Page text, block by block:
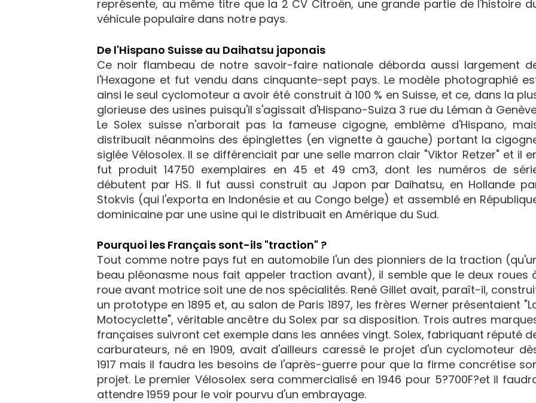
représente, au même titre que la 2 CV Citroën, une grande partie de l'histoire
véhicule populaire dans notre pays.
De l'Hispano Suisse au Daihatsu japonais
Ce noir flambeau de notre savoir-faire nationale déborda aussi largement
l'Hexagone et fut vendu dans cinquante-sept pays. Le modèle photographié
ainsi le seul cyclomoteur a avoir été construit à 100 % en Suisse, et ce, dans la
glorieuse des usines puisqu'il s'agissait d'Hispano-Suiza 3 rue du Léman à
Le Solex suisse n'arborait pas la fameuse cigogne, emblème d'Hispano,
distribuait néanmoins des épinglettes (en vignette à gauche) portant la
siglée Vélosolex. Il se différenciait par une selle marron clair "Viktor Retzer" et il
fut produit 14750 exemplaires en 45 et 49 cm3, dont les numéros de
débutent par HS. Il fut aussi construit au Japon par Daihatsu, en Hollande
Stokvis (qui l'exporta en Indonésie et au Congo belge) et assemblé en
dominicaine par une usine qui le distribuait en Amérique du Sud.
Pourquoi les Français sont-ils "traction" ?
Tout comme notre pays fut en automobile l'un des pionniers de la traction
beau pléonasme nous fait appeler traction avant), il semble que le deux roues
roue avant motrice soit une de nos spécialités. René Gillet avait, paraît-il,
un prototype en 1895 et, au salon de Paris 1897, les frères Werner présentaient
Motocyclette", véritable ancêtre du Solex par sa disposition. Trois autres
françaises suivront cet exemple dans les années vingt. Solex, fabriquant réputé
carburateurs, né en 1909, avait d'ailleurs caressé le projet d'un cyclomoteur
1917 mais il faudra les besoins de l'après-guerre pour que la firme concrétise
projet. Le premier Vélosolex sera commercialisé en 1946 pour 5?700F?et il
attendre 1959 pour le voir pourvu d'un embrayage.